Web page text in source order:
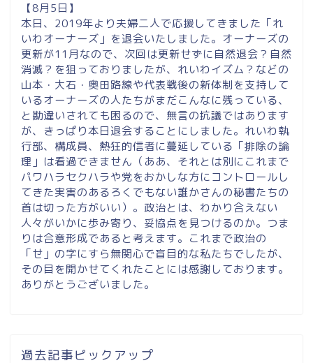
【8月5日】
本日、2019年より夫婦二人で応援してきました「れ
いわオーナーズ」を退会いたしました。オーナーズの
更新が11月なので、次回は更新せずに自然退会？自然
消滅？を狙っておりましたが、れいわイズム？などの
山本・大石・奥田路線や代表戦後の新体制を支持して
いるオーナーズの人たちがまだこんなに残っている、
と勘違いされても困るので、無言の抗議ではあります
が、きっぱり本日退会することにしました。れいわ執
行部、構成員、熱狂的信者に蔓延している「排除の論
理」は看過できません（ああ、それとは別にこれまで
パワハラセクハラや党をおかしな方にコントロールし
てきた実害のあるろくでもない誰かさんの秘書たちの
首は切った方がいい）。政治とは、わかり合えない
人々がいかに歩み寄り、妥協点を見つけるのか。つま
りは合意形成であると考えます。これまで政治の
「せ」の字にすら無関心で盲目的な私たちでしたが、
その目を開かせてくれたことには感謝しております。
ありがとうございました。
過去記事ピックアップ